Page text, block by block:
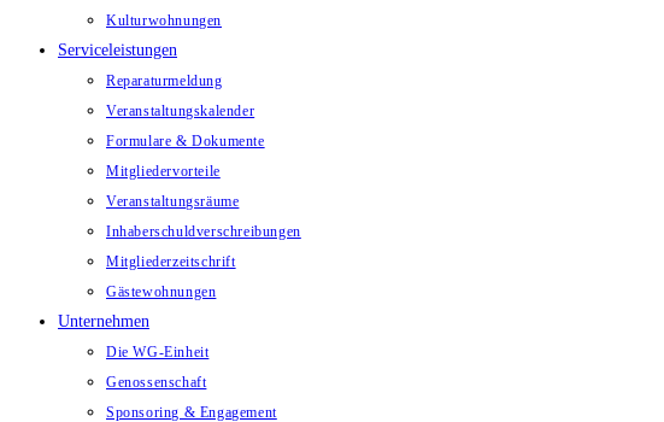
Kulturwohnungen
Serviceleistungen
Reparaturmeldung
Veranstaltungskalender
Formulare & Dokumente
Mitgliedervorteile
Veranstaltungsräume
Inhaberschuld­verschreibungen
Mitgliederzeitschrift
Gästewohnungen
Unternehmen
Die WG-Einheit
Genossenschaft
Sponsoring & Engagement